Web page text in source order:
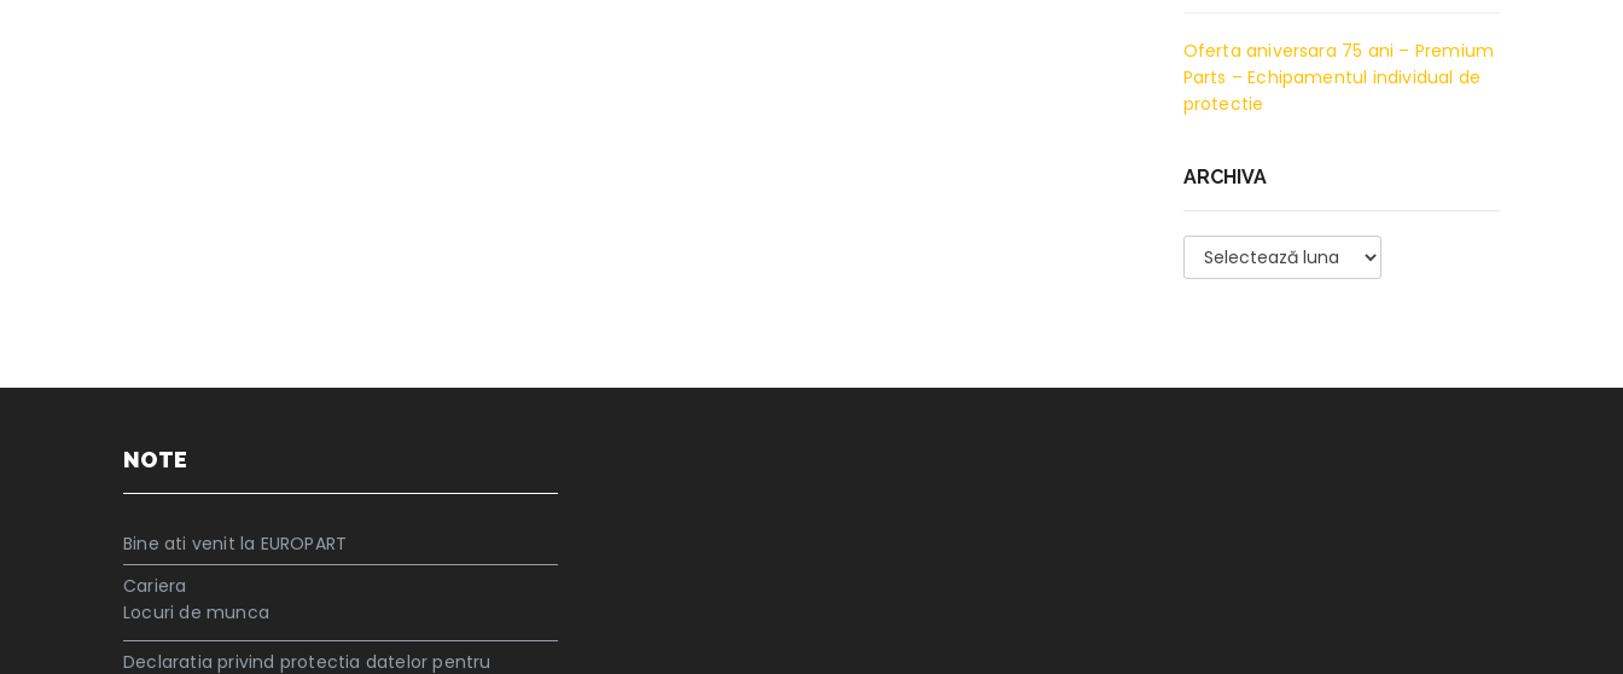
Oferta aniversara 75 ani – Premium
Parts – Echipamentul individual de
protectie
ARCHIVA
Archiva
NOTE
Bine ati venit la EUROPART
Cariera
Locuri de munca
Declaratia privind protectia datelor pentru